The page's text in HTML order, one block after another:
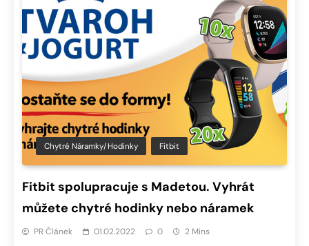
Chytré Náramky/hodinky Fitbit
Fitbit spolupracuje s Madetou. Vyhrát
můžete chytré hodinky nebo náramek
PR Článek 01.02.2022 0 2 Mins